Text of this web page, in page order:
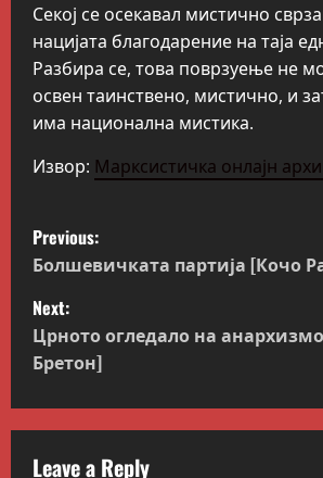
Секој се осекавал мистично
нацијата благодарение на таја
Разбира се, това поврзуење не
освен таинствено, мистично, и
има национална мистика.
Извор: Марксистичка онлајн
P
o
s
t
n
a
Previous:
Болшевичката партија [Кочо
Next:
Црното огледало на
Бретон]
Leave a Reply